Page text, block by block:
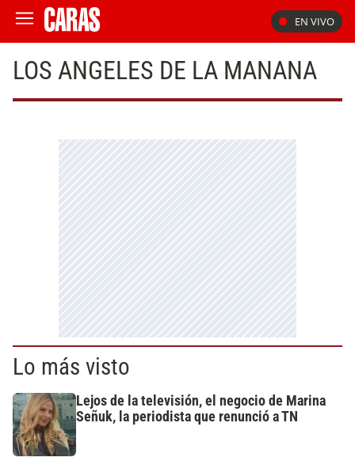
EN VIVO
LOS ANGELES DE LA MANANA
Lo más visto
Lejos de la televisión, el negocio de Marina
Señuk, la periodista que renunció a TN